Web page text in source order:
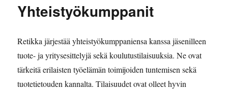
Yhteistyökumppanit
Retikka järjestää yhteistyökumppaniensa kanssa jäsenilleen
tuote- ja yritysesittelyjä sekä koulutustilaisuuksia. Ne ovat
tärkeitä erilaisten työelämän toimijoiden tuntemisen sekä
tuotetietouden kannalta. Tilaisuudet ovat olleet hyvin